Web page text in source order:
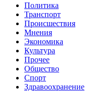
Политика
Транспорт
Происшествия
Мнения
Экономика
Культура
Прочее
Общество
Спорт
Здравоохранение